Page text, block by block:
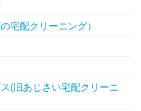
宅配クリーニング）
(旧あじさい宅配クリーニ